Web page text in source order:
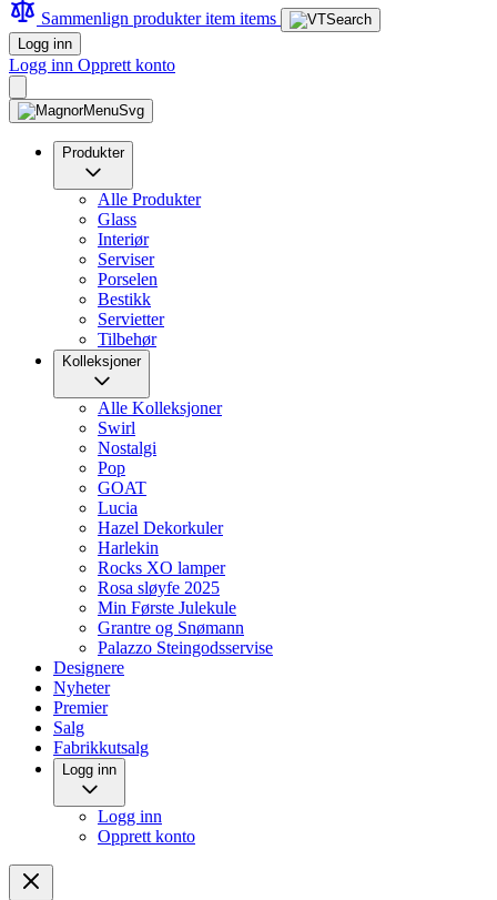
Sammenlign produkteritem items
Logg inn
Logg inn Opprett konto
Produkter
Alle Produkter
Glass
Interiør
Serviser
Porselen
Bestikk
Servietter
Tilbehør
Kolleksjoner
Alle Kolleksjoner
Swirl
Nostalgi
Pop
GOAT
Lucia
Hazel Dekorkuler
Harlekin
Rocks XO lamper
Rosa sløyfe 2025
Min Første Julekule
Grantre og Snømann
Palazzo Steingodsservise
Designere
Nyheter
Premier
Salg
Fabrikkutsalg
Logg inn
Logg inn
Opprett konto